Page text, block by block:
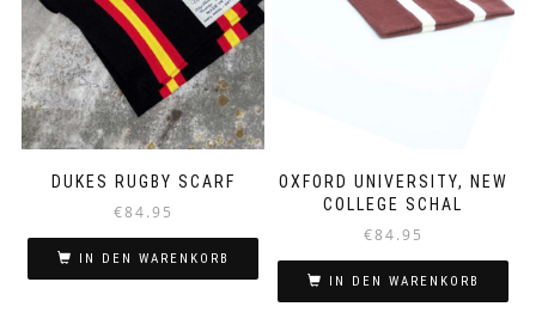
DUKES RUGBY SCARF
€84.95
IN DEN WARENKORB
OXFORD UNIVERSITY, NEW
COLLEGE SCHAL
€84.95
IN DEN WARENKORB